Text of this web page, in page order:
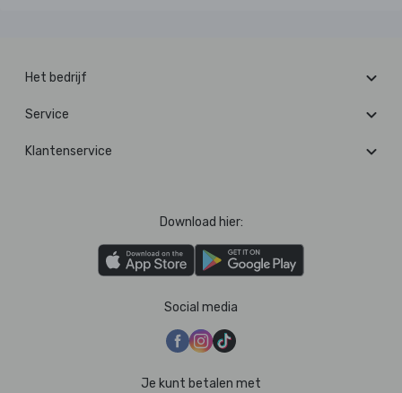
Het bedrijf
Service
Klantenservice
Download hier:
Social media
Je kunt betalen met